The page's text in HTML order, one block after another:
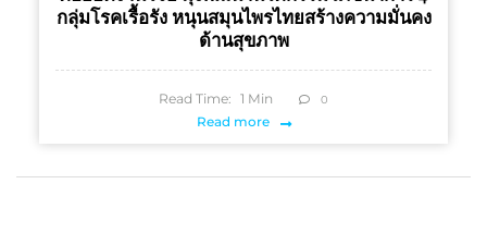
กลุ่มโรคเรื้อรัง หนุนสมุนไพรไทยสร้างความมั่นคง
ด้านสุขภาพ
Read Time: 1 Min 0
Read more